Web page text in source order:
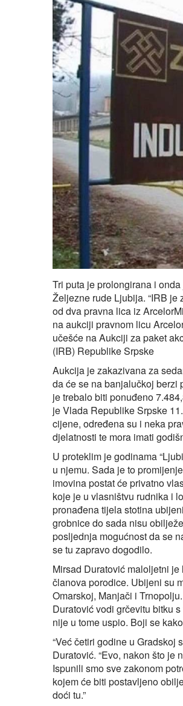
Tri puta je prolongirana i
Željezne rude Ljubija. “IRB
od dva pravna lica iz
na aukciji pravnom licu
učešće na Aukciji za paket
(IRB) Republike Srpske
Aukcija je zakazivana za
da će se na banjalučkoj berzi
je trebalo biti ponuđeno
je Vlada Republike Srpske
cijene, određena su i neka
djelatnosti te mora imati
U proteklim je godinama
u njemu. Sada je to
imovina postat će privatno
koje je u vlasništvu rudnika i
pronađena tijela stotina
grobnice do sada nisu
posljednja mogućnost da se
se tu zapravo dogodilo.
Mirsad Duratović maloljetni
članova porodice. Ubijeni su
Omarskoj, Manjači i
Duratović vodi grčevitu bitku
nije u tome uspio. Boji se
“Već četiri godine u Gradskoj
Duratović. “Evo, nakon što
Ispunili smo sve zakonom
kojem će biti postavljeno
doći tu.”